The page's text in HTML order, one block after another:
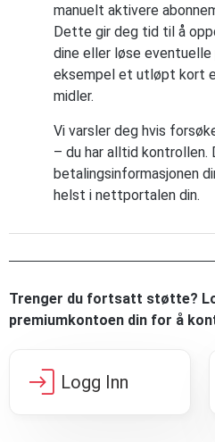
manuelt aktivere
Dette gir deg tid til å
dine eller løse
eksempel et utløpt kort
midler.
Vi varsler deg hvis
– du har alltid kontrollen.
betalingsinformasjonen
helst i nettportalen din.
Trenger du fortsatt støtte?
premiumkontoen din for å
login Logg Inn